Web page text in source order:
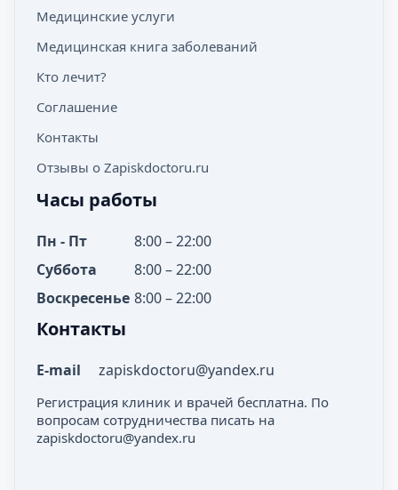
Медицинские услуги
Медицинская книга заболеваний
Кто лечит?
Соглашение
Контакты
Отзывы о Zapiskdoctoru.ru
Часы работы
Пн - Пт
8:00 – 22:00
Суббота
8:00 – 22:00
Воскресенье 8:00 – 22:00
Контакты
E-mail zapiskdoctoru@yandex.ru
Регистрация клиник и врачей бесплатна. По
вопросам сотрудничества писать на
zapiskdoctoru@yandex.ru